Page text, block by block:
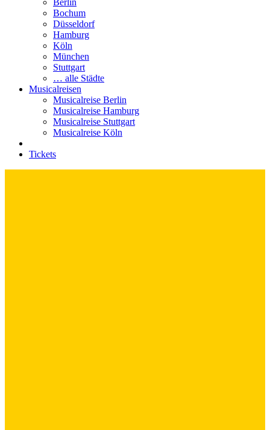
Berlin
Bochum
Düsseldorf
Hamburg
Köln
München
Stuttgart
… alle Städte
Musicalreisen
Musicalreise Berlin
Musicalreise Hamburg
Musicalreise Stuttgart
Musicalreise Köln
Tickets